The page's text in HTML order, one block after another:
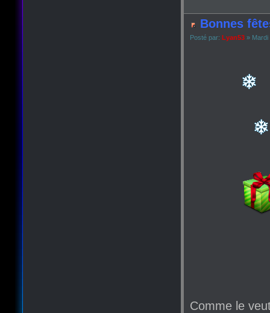
Bonnes
Posté par: Lyan53 » Mardi
Comme le